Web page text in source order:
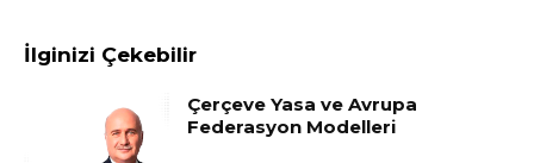
İlginizi Çekebilir
Çerçeve Yasa ve Avrupa
Federasyon Modelleri